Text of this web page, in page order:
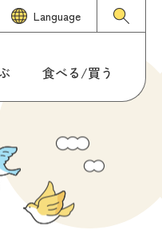
Language
食べる/買う